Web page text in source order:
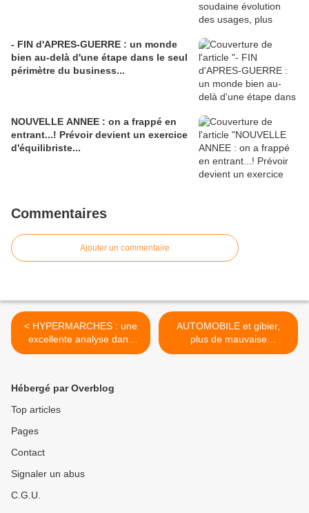
- FIN d'APRES-GUERRE : un monde
bien au-delà d'une étape dans le seul
périmètre du business...
NOUVELLE ANNEE : on a frappé en
entrant...! Prévoir devient un exercice
d'équilibriste...
Commentaires
Ajouter un commentaire
< HYPERMARCHES : une
excellente analyse dans
l'Express…
AUTOMOBILE et gibier,
plus de mauvaise
rencontre... >
Hébergé par Overblog
Top articles
Pages
Contact
Signaler un abus
C.G.U.